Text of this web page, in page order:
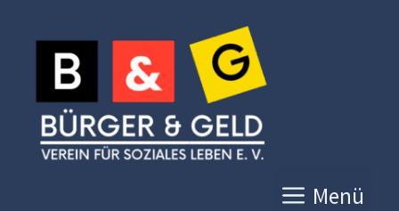
Inhalt
springen
Menü